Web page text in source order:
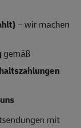
– wir machen
gemäß
mit